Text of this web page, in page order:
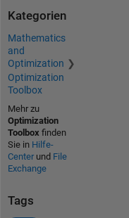
Kategorien
Mathematics
and
Optimization
Optimization
Toolbox
Mehr zu
Optimization
Toolboxfinden
Sie in Hilfe-
Centerund File
Exchange
Tags